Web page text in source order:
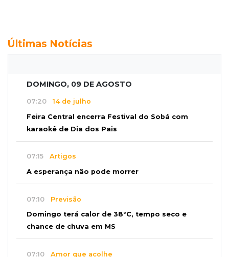
Últimas Notícias
DOMINGO, 09 DE AGOSTO
07:20 14 de julho
Feira Central encerra Festival do Sobá com
karaokê de Dia dos Pais
07:15 Artigos
A esperança não pode morrer
07:10 Previsão
Domingo terá calor de 38°C, tempo seco e
chance de chuva em MS
07:10 Amor que acolhe